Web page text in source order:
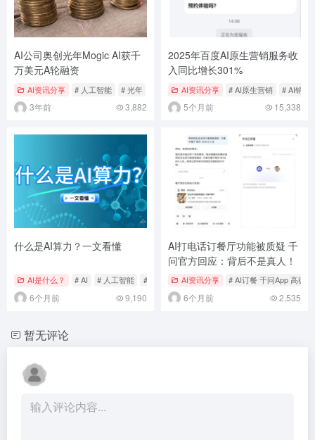
AI公司奥创光年Mogic AI获千
万美元A轮融资
AI资讯分享 # 人工智能 # 光年 # 基金
3年前 3,882
2025年百度AI原生营销服务收
入同比增长301%
AI资讯分享 # AI原生营销 # AI销售
5个月前 15,338
什么是AI算力？一文看懂
AI是什么？ # AI # 人工智能 # 神经网络
6个月前 9,190
AI打电话订餐厅功能被质疑 千
问官方回应：背后不是真人！
AI资讯分享 # AI订餐 千问App 高德
6个月前 2,535
暂无评论